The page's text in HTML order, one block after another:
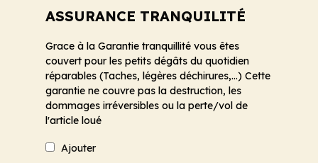
ASSURANCE TRANQUILITÉ
Grace à la Garantie tranquillité vous êtes
couvert pour les petits dégâts du quotidien
réparables (Taches, légères déchirures,...) Cette
garantie ne couvre pas la destruction, les
dommages irréversibles ou la perte/vol de
l'article loué
Ajouter